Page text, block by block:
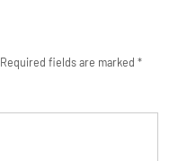
Required fields are marked*